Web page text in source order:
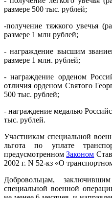
размере 500 тыс. рублей;
-получение тяжкого увечья
размере 1 млн рублей;
- награждение высшим
размере 1 млн. рублей;
- награждение орденом
отличия орденом Святого
500 тыс. рублей;
- награждение медалью
тыс. рублей.
Участникам специальной
льгота по уплате
предусмотренномЗаконом
2002 г. N 52-кз «О
Добровольцам,
специальной военной